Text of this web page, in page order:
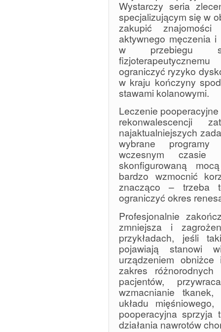
Wystarczy seria
specjalizującym się w
zakupić
aktywnego męczenia i
w przebiegu
ograniczyć ryzyko
w kraju kończyny
stawami kolanowymi.
Leczenie
rekonwalescencji
najaktualniejszych
wybrane programy
wczesnym czasie
skonfigurowaną
bardzo wzmocnić
znacząco – trzeba
ograniczyć okres
Profesjonalnie
zmniejsza i
przykładach, jeśli
pojawiają stanowi
urządzeniem
zakres różnorodnych
pacjentów,
wzmacnianie
układu
pooperacyjna sprzyja
działania nawrotów